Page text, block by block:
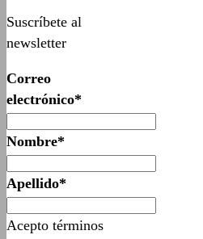
Suscríbete al
newsletter
Correo
electrónico*
Nombre*
Apellido*
Acepto términos